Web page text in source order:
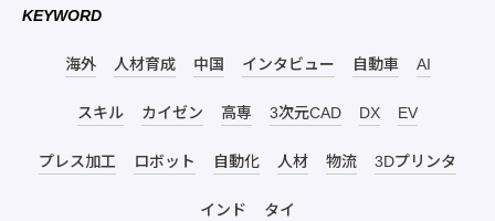
KEYWORD
海外 人材育成 中国 インタビュー 自動車 AI
スキル カイゼン 高専 3次元CAD DX EV
プレス加工 ロボット 自動化 人材 物流 3Dプリンタ
インド タイ